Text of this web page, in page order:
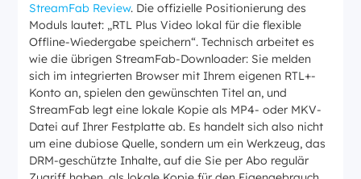
StreamFab Review. Die offizielle Positionierung des
Moduls lautet: „RTL Plus Video lokal für die flexible
Offline-Wiedergabe speichern“. Technisch arbeitet es
wie die übrigen StreamFab-Downloader: Sie melden
sich im integrierten Browser mit Ihrem eigenen RTL+-
Konto an, spielen den gewünschten Titel an, und
StreamFab legt eine lokale Kopie als MP4- oder MKV-
Datei auf Ihrer Festplatte ab. Es handelt sich also nicht
um eine dubiose Quelle, sondern um ein Werkzeug, das
DRM-geschützte Inhalte, auf die Sie per Abo regulär